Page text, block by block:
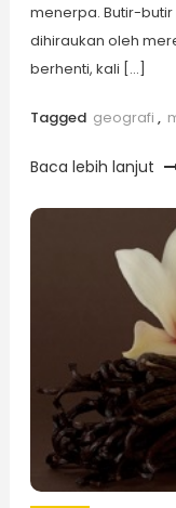
menerpa. Butir-
dihiraukan oleh
berhenti, kali […]
Tagged geografi ,
Baca lebih lanjut